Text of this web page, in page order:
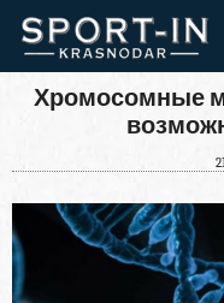
Хромосомные